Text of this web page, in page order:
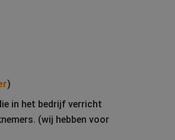
)
in het bedrijf verricht
(wij hebben voor